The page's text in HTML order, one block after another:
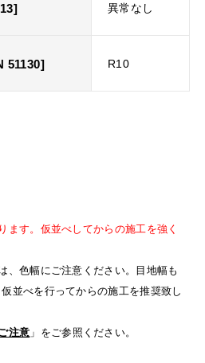
異常なし
51130] R10
ます。仮並べしてからの施工を強く
、色幅にご注意ください。目地幅も
並べを行ってからの施工を推奨致し
注意 」をご参照ください。